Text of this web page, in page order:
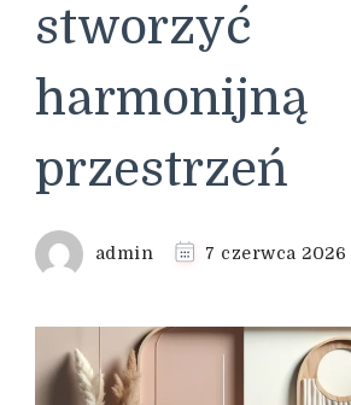
stworzyć
harmonijną
przestrzeń
admin 7 czerwca 2026